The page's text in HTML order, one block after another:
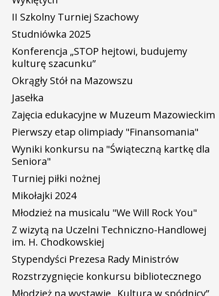
II Szkolny Turniej Szachowy
Studniówka 2025
Konferencja „STOP hejtowi, budujemy
kulturę szacunku”
Okrągły Stół na Mazowszu
Jasełka
Zajęcia edukacyjne w Muzeum Mazowieckim
Pierwszy etap olimpiady "Finansomania"
Wyniki konkursu na "Świąteczną kartkę dla
Seniora"
Turniej piłki nożnej
Mikołajki 2024
Młodzież na musicalu "We Will Rock You"
Z wizytą na Uczelni Techniczno-Handlowej
im. H. Chodkowskiej
Stypendyści Prezesa Rady Ministrów
Rozstrzygnięcie konkursu bibliotecznego
Młodzież na wystawie „Kultura w spódnicy”